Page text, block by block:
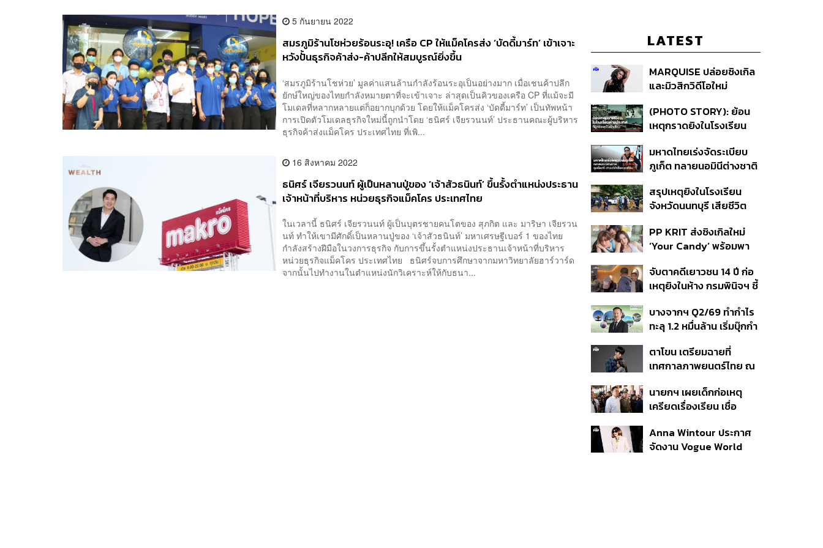
5 กันยายน 2022
สมรภูมิร้านโชห่วยร้อนระอุ! เครือ CP ให้แม็คโครส่ง ‘บัดดี้มาร์ท’ เข้าเจาะ
หวังปั้นธุรกิจค้าส่ง-ค้าปลีกให้สมบูรณ์ยิ่งขึ้น
‘สมรภูมิร้านโชห่วย’ มูลค่าแสนล้านกำลังร้อนระอุเป็นอย่างมาก เมื่อเชนค้าปลีก
ยักษ์ใหญ่ของไทยกำลังหมายตาที่จะเข้าเจาะ ล่าสุดเป็นคิวของเครือ CP ที่แม้จะมี
โมเดลที่หลากหลายแต่ก็อยากบุกด้วย โดยให้แม็คโครส่ง ‘บัดดี้มาร์ท’ เป็นทัพหน้า
การเปิดตัวโมเดลธุรกิจใหม่นี้ถูกนำโดย ‘ธนิศร์ เจียรวนนท์’ ประธานคณะผู้บริหาร
ธุรกิจค้าส่งแม็คโคร ประเทศไทย ที่เพิ...
16 สิงหาคม 2022
ธนิศร์ เจียรวนนท์ ผู้เป็นหลานปู่ของ ‘เจ้าสัวธนินท์’ ขึ้นรั้งตำแหน่งประธาน
เจ้าหน้าที่บริหาร หน่วยธุรกิจแม็คโคร ประเทศไทย
ในเวลานี้ ธนิศร์ เจียรวนนท์ ผู้เป็นบุตรชายคนโตของ สุภกิต และ มาริษา เจียรวน
นท์ ทำให้เขามีศักดิ์เป็นหลานปู่ของ ‘เจ้าสัวธนินท์’ มหาเศรษฐีเบอร์ 1 ของไทย
กำลังสร้างฝีมือในวงการธุรกิจ กับการขึ้นรั้งตำแหน่งประธานเจ้าหน้าที่บริหาร
หน่วยธุรกิจแม็คโคร ประเทศไทย ธนิศร์จบการศึกษาจากมหาวิทยาลัยฮาร์วาร์ด
จากนั้นไปทำงานในตำแหน่งนักวิเคราะห์ให้กับธนา...
LATEST
MARQUISE ปล่อยซิงเกิล
และมิวสิกวิดีโอใหม่
สัมพันธ์สุด Toxic
(PHOTO STORY): ย้อน
เหตุกราดยิงในโรงเรียน
นักเรียน
มหาดไทยเร่งจัดระเบียบ
ภูเก็ต ทลายนอมินีต่างชาติ
ที่ดิน เคลียร์ใบอนุญาต
โรงแรมค้าง 7 ปี
สรุปเหตุยิงในโรงเรียน
จังหวัดนนทบุรี เสียชีวิต
ปมค้นประวัติคดีกราดยิงที่
สหรัฐฯ
PP KRIT ส่งซิงเกิลใหม่
‘Your Candy’ พร้อมพา
สิกวิดีโอ
จับตาคดีเยาวชน 14 ปี ก่อ
เหตุยิงในห้าง กรมพินิจฯ ชี้
เนื่อง ประเมินปล่อยตัว
บางจากฯ Q2/69 ทำกำไร
ทะลุ 1.2 หมื่นล้าน เริ่มบุ๊กกำ
แรก หนุนรายได้ครึ่งปีทะลุ
3.2 แสนล้าน
ตาโขน เตรียมฉายที่
เทศกาลภาพยนตร์ไทย ณ
นายกฯ เผยเด็กก่อเหตุ
เครียดเรื่องเรียน เชื่อ
กระสุนอีกกว่า 30 นัด หาก
ไม่จบชีวิตตัวเองอาจสูญ
Anna Wintour ประกาศ
จัดงาน Vogue World